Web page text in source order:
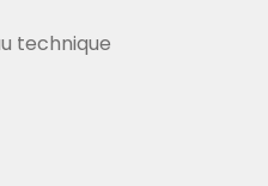
technique